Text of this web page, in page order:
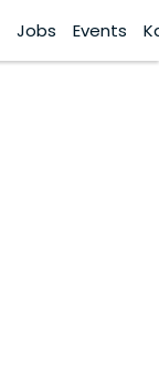
Jobs Events